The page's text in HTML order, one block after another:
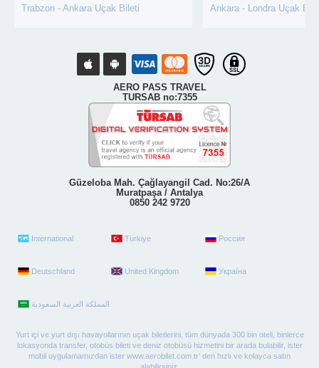
Trabzon - Ankara Uçak Bileti Ankara - Londra Uçak
AERO PASS TRAVEL
TURSAB no:7355
Güzeloba Mah. Çağlayangil Cad. No:26/A
Muratpaşa / Antalya
0850 242 9720
International Türkiye Россия
Deutschland United Kingdom Україна
Yurt içi ve yurt dışı havayollarının uçak biletlerini, tüm dünyada 300 bin oteli, binlerce
lokasyonda transfer, otobüs bileti ve deniz otobüsü hizmetini bir arada bulabilir, ister
mobil uygulamamızdan ister www.aerobilet.com.tr’ den hızlı ve kolayca satın